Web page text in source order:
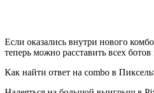
Если оказались внутри нового
теперь можно расставить всех
Как найти ответ на combo в